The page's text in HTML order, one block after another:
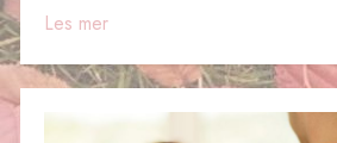
Les mer